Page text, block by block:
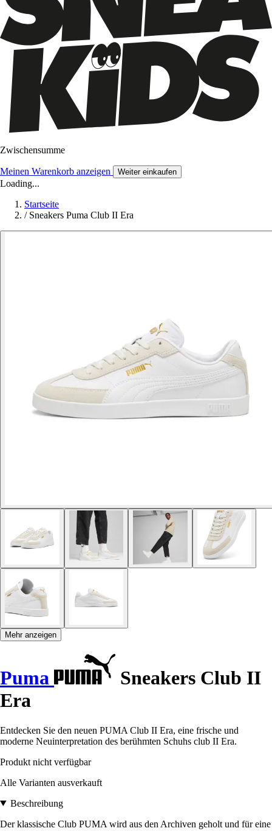
Zwischensumme
Meinen Warenkorb anzeigen Weiter einkaufen
Loading...
Startseite
/ Sneakers Puma Club II Era
Mehr anzeigen
Puma
Sneakers Club II
Era
Entdecken Sie den neuen PUMA Club II Era, eine frische und
moderne Neuinterpretation des berühmten Schuhs club II Era.
Produkt nicht verfügbar
Alle Varianten ausverkauft
Beschreibung
Der klassische Club PUMA wird aus den Archiven geholt und für eine